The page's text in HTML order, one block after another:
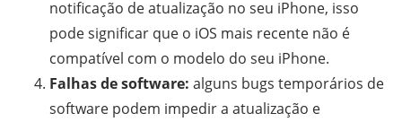
notificação de atualização no seu iPhone, isso
pode significar que o iOS mais recente não é
compatível com o modelo do seu iPhone.
Falhas de software: alguns bugs temporários de
software podem impedir a atualização e